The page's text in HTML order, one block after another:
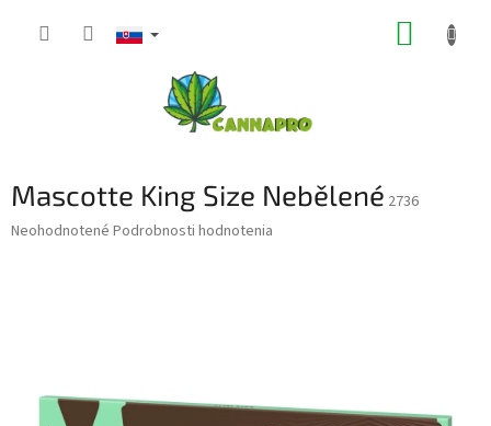
Mascotte King Size Nebělené 2736
Priemerné
Neohodnotené Podrobnosti hodnotenia